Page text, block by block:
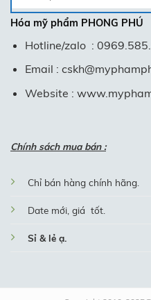
kiếm:
Hóa mỹ phẩm PHONG PHÚ
Hotline/zalo :
Email :
Website :
Chính sách mua bán :
Chỉ bán hàng chính hãng.
Date mới, giá tốt.
Sỉ & lẻ ạ.